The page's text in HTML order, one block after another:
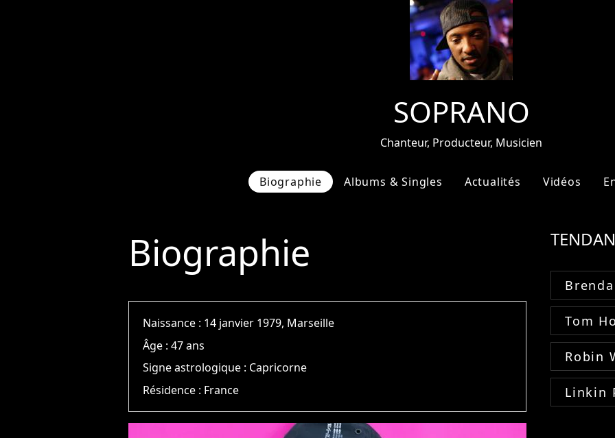
SOPRANO
Chanteur, Producteur, Musicien
Biographie Albums & Singles Actualités Vidéos
Biographie
Naissance : 14 janvier 1979, Marseille
Âge :47 ans
Signe astrologique : Capricorne
Résidence : France
Tom
Robin
Linkin